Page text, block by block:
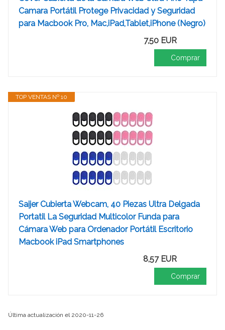
Camara Portátil Protege Privacidad y Seguridad
para Macbook Pro, Mac,iPad,Tablet,iPhone (Negro)
7,50 EUR
Comprar
TOP VENTAS Nº 10
Saijer Cubierta Webcam, 40 Piezas Ultra Delgada
Portatil La Seguridad Multicolor Funda para
Cámara Web para Ordenador Portátil Escritorio
Macbook iPad Smartphones
8,57 EUR
Comprar
Última actualización el 2020-11-26